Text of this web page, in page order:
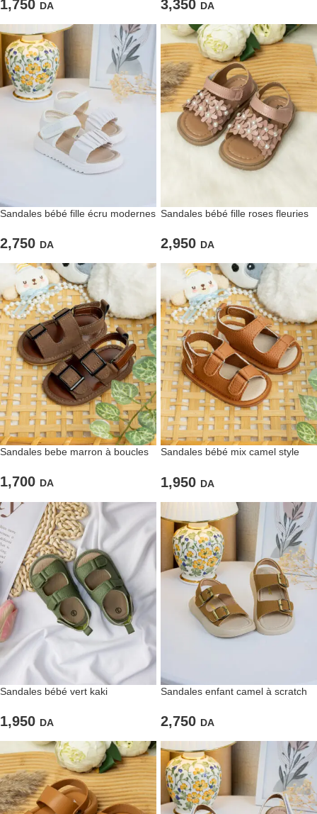
1,750 DA 3,350 DA
Sandales bébé fille écru modernes
2,750 DA
Sandales bébé fille roses fleuries
2,950 DA
Sandales bebe marron à boucles
1,700 DA
Sandales bébé mix camel style
1,950 DA
Sandales bébé vert kaki
1,950 DA
Sandales enfant camel à scratch
2,750 DA